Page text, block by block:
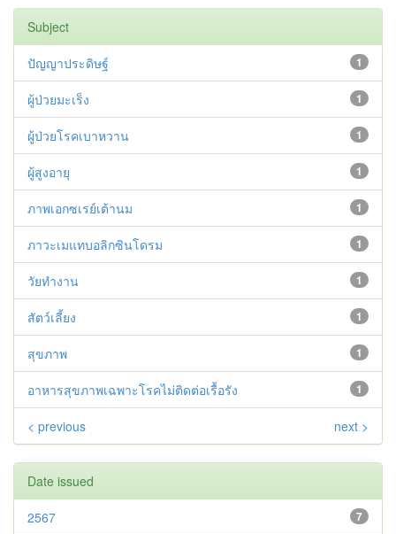
Subject
1
ปัญญาประดิษฐ์
1
ผู้ป่วยมะเร็ง
1
ผู้ป่วยโรคเบาหวาน
1
ผู้สูงอายุ
1
ภาพเอกซเรย์เต้านม
1
ภาวะเมแทบอลิกซินโดรม
1
วัยทํางาน
1
สัตว์เลี้ยง
1
สุขภาพ
1
อาหารสุขภาพเฉพาะโรคไม่ติดต่อเรื้อรัง
< previous next >
Date issued
7
2567